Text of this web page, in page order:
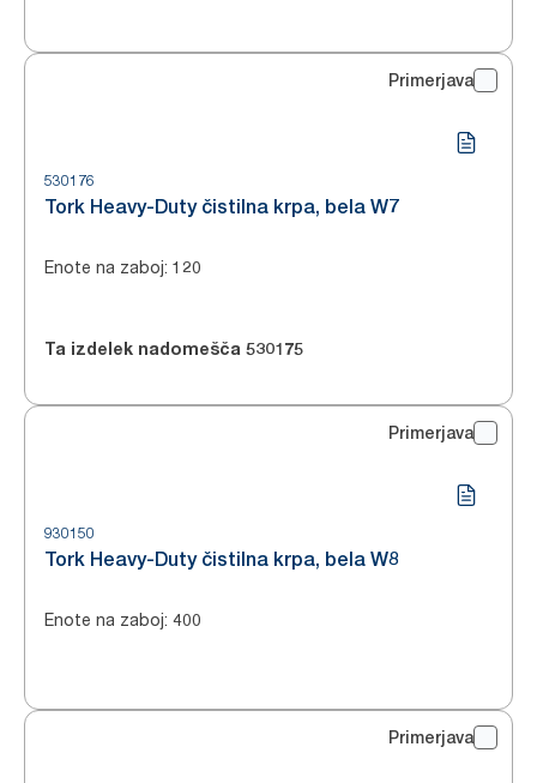
Primerjava
530176
Tork Heavy-Duty čistilna krpa, bela W7
Enote na zaboj: 120
Ta izdelek nadomešča 530175
Primerjava
930150
Tork Heavy-Duty čistilna krpa, bela W8
Enote na zaboj: 400
Primerjava